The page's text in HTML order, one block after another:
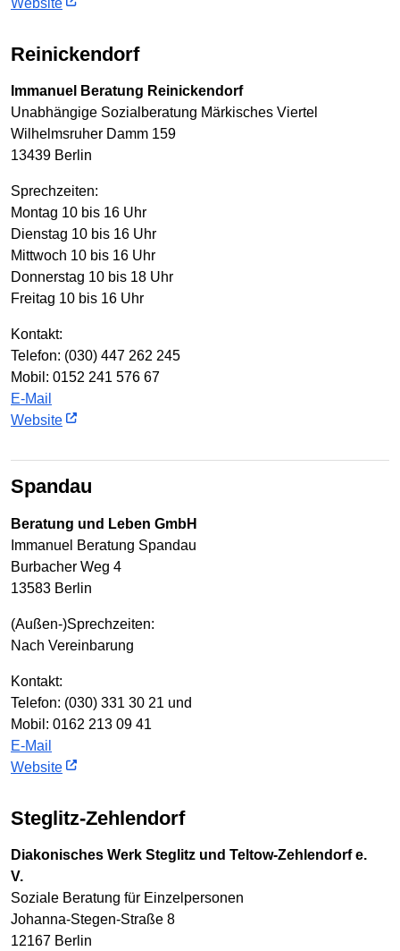
Reinickendorf
Immanuel Beratung Reinickendorf
Unabhängige Sozialberatung Märkisches Viertel
Wilhelmsruher Damm 159
13439 Berlin
Sprechzeiten:
Montag 10 bis 16 Uhr
Dienstag 10 bis 16 Uhr
Mittwoch 10 bis 16 Uhr
Donnerstag 10 bis 18 Uhr
Freitag 10 bis 16 Uhr
Kontakt:
Telefon: (030) 447 262 245
Mobil: 0152 241 576 67
E-Mail
Website
Spandau
Beratung und Leben GmbH
Immanuel Beratung Spandau
Burbacher Weg 4
13583 Berlin
(Außen-)Sprechzeiten:
Nach Vereinbarung
Kontakt:
Telefon: (030) 331 30 21 und
Mobil: 0162 213 09 41
E-Mail
Website
Steglitz-Zehlendorf
Diakonisches Werk Steglitz und Teltow-Zehlendorf e.
V.
Soziale Beratung für Einzelpersonen
Johanna-Stegen-Straße 8
12167 Berlin